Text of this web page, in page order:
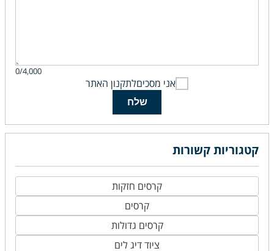
0/4,000
אני מסכיםלתקנון האתר
שלח
קטגוריות קשורות
קרסים חזקות
קרסים
קרסים גדולות
ציוד דיג לים